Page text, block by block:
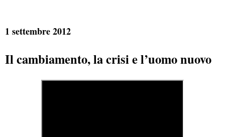
1 settembre 2012
Il cambiamento, la crisi e l’uomo nuovo